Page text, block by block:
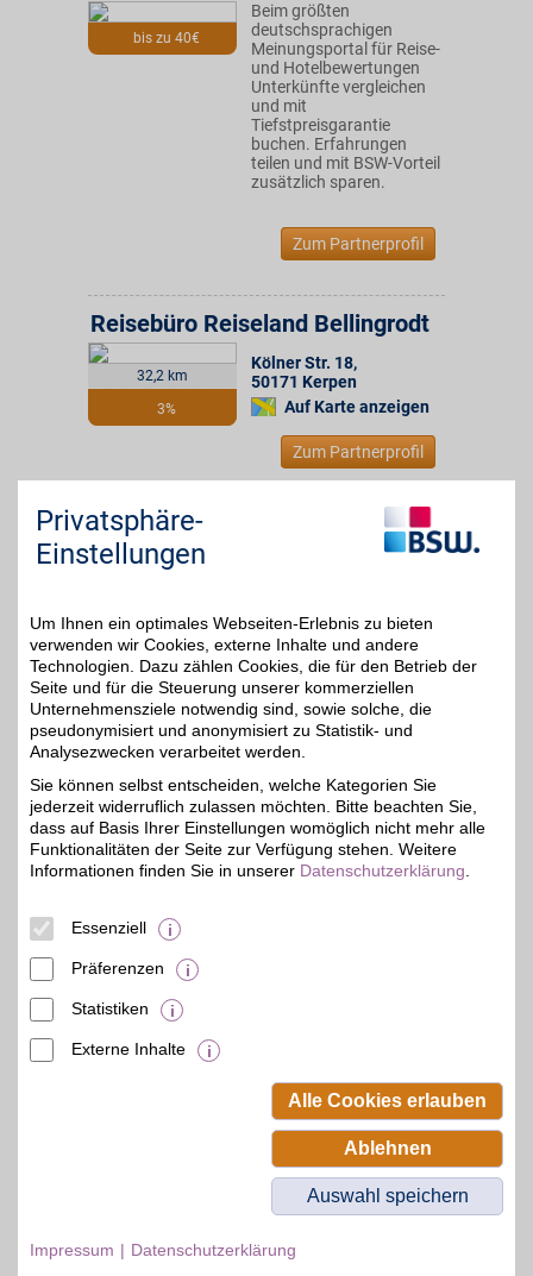
bis zu 40€
Beim größten
deutschsprachigen
Meinungsportal für Reise-
und Hotelbewertungen
Unterkünfte vergleichen
und mit
Tiefstpreisgarantie
buchen. Erfahrungen
teilen und mit BSW-Vorteil
zusätzlich sparen.
Zum Partnerprofil
32,2 km
3%
Reisebüro Reiseland Bellingrodt
Kölner Str. 18,
50171 Kerpen
Auf Karte anzeigen
Zum Partnerprofil
Authentic Scandinavia
Rundreisen,
Naturerlebnissen und
Kulturhighlights, die echte
nordische Authentizität
spürbar machen - und
genießen Sie dabei Ihren
BSW Vorteil.
Zum Partnerprofil
43,1 km
Reiseland am Ganspohl
Beamten-Selbsthilfewerk GmbH.
Privatsphäre-
Einstellungen
Um Ihnen ein optimales Webseiten-Erlebnis zu bieten
verwenden wir Cookies, externe Inhalte und andere
Technologien. Dazu zählen Cookies, die für den Betrieb der
Seite und für die Steuerung unserer kommerziellen
Unternehmensziele notwendig sind, sowie solche, die
pseudonymisiert und anonymisiert zu Statistik- und
Analysezwecken verarbeitet werden.
Sie können selbst entscheiden, welche Kategorien Sie
jederzeit widerruflich zulassen möchten. Bitte beachten Sie,
dass auf Basis Ihrer Einstellungen womöglich nicht mehr alle
Funktionalitäten der Seite zur Verfügung stehen. Weitere
Informationen finden Sie in unserer Datenschutzerklärung
Essenziell
Präferenzen
Statistiken
Externe Inhalte
Alle Cookies erlauben
Ablehnen
Auswahl speichern
Impressum Datenschutzerklärung